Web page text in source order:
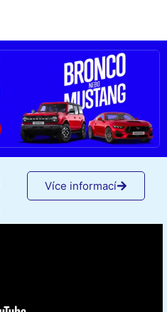
Více informací